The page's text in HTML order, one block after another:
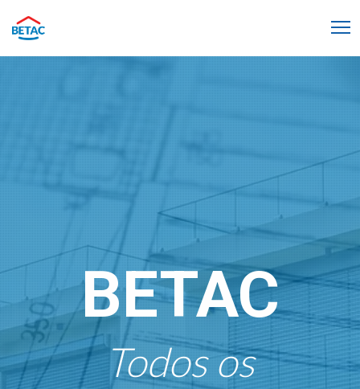
BETAC
Todos os